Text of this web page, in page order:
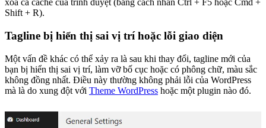
xóa cả cache của trình duyệt (bằng cách nhấn Ctrl + F5 hoặc Cmd +
Shift + R).
Tagline bị hiển thị sai vị trí hoặc lỗi giao diện
Một vấn đề khác có thể xảy ra là sau khi thay đổi, tagline mới của
bạn bị hiển thị sai vị trí, làm vỡ bố cục hoặc có phông chữ, màu sắc
không đồng nhất. Điều này thường không phải lỗi của WordPress
mà là do xung đột với Theme WordPress hoặc một plugin nào đó.